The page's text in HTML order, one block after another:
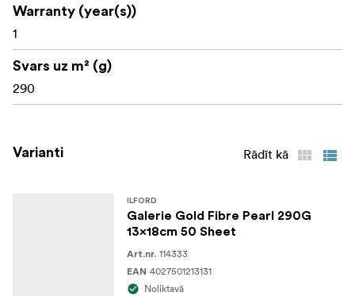
Warranty (year(s))
1
Svars uz m² (g)
290
Varianti Rādīt kā
ILFORD
Galerie Gold Fibre Pearl 290G
13x18cm 50 Sheet
Art.nr. 114333
EAN 4027501213131
Noliktavā